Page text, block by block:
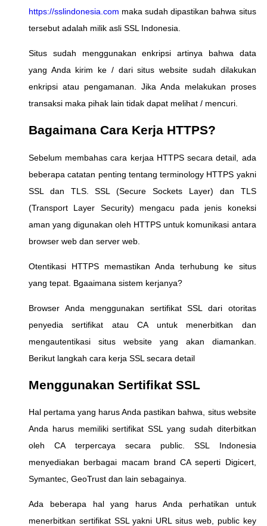
https://sslindonesia.com maka sudah dipastikan bahwa situs
tersebut adalah milik asli SSL Indonesia.
Situs sudah menggunakan enkripsi artinya bahwa data
yang Anda kirim ke / dari situs website sudah dilakukan
enkripsi atau pengamanan. Jika Anda melakukan proses
transaksi maka pihak lain tidak dapat melihat / mencuri.
Bagaimana Cara Kerja HTTPS?
Sebelum membahas cara kerjaa HTTPS secara detail, ada
beberapa catatan penting tentang terminology HTTPS yakni
SSL dan TLS. SSL (Secure Sockets Layer) dan TLS
(Transport Layer Security) mengacu pada jenis koneksi
aman yang digunakan oleh HTTPS untuk komunikasi antara
browser web dan server web.
Otentikasi HTTPS memastikan Anda terhubung ke situs
yang tepat. Bgaaimana sistem kerjanya?
Browser Anda menggunakan sertifikat SSL dari otoritas
penyedia sertifikat atau CA untuk menerbitkan dan
mengautentikasi situs website yang akan diamankan.
Berikut langkah cara kerja SSL secara detail
Menggunakan Sertifikat SSL
Hal pertama yang harus Anda pastikan bahwa, situs website
Anda harus memiliki sertifikat SSL yang sudah diterbitkan
oleh CA terpercaya secara public. SSL Indonesia
menyediakan berbagai macam brand CA seperti Digicert,
Symantec, GeoTrust dan lain sebagainya.
Ada beberapa hal yang harus Anda perhatikan untuk
menerbitkan sertifikat SSL yakni URL situs web, public key